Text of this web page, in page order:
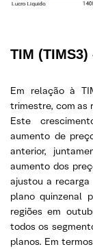
TIM
Em relação à
trimestre, com as
Este
aumento de
anterior,
aumento dos
ajustou a recarga
plano quinzenal
regiões em
todos os
planos. Em